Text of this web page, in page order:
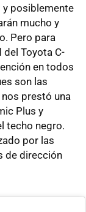
y posiblemente
mucho y
Pero para
Toyota C-
en todos
son las
prestó una
Plus y
techo negro.
por las
de dirección